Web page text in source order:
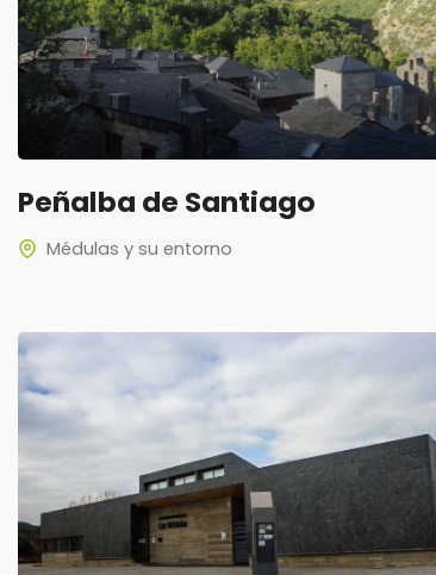
Peñalba de Santiago
Médulas y su entorno